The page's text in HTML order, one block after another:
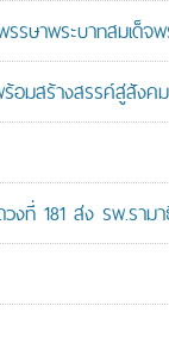
รษาพระบาทสมเด็จพ
อมสร้างสรรค์สู่สังค
วงที่ 181 ส่ง รพ.ราม